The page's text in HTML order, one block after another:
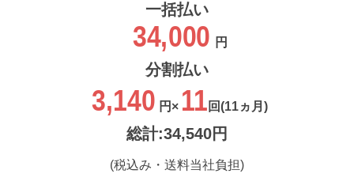
一括払い
34,000 円
分割払い
3,140 円× 11 回(11ヵ月)
総計:34,540円
(税込み・送料当社負担)